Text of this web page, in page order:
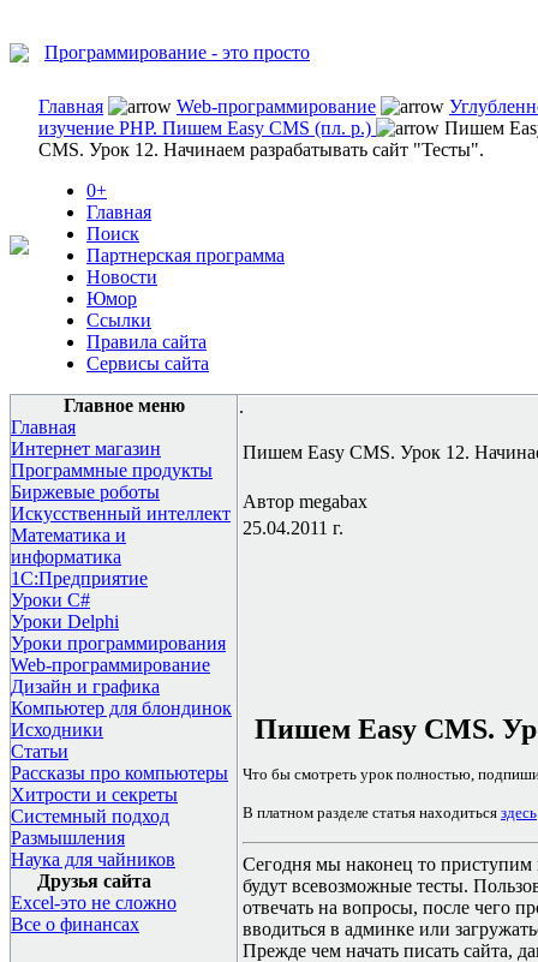
Программирование - это просто
Главная Web-программирование
изучение PHP. Пишем Easy CMS (пл. р.)
Пишем
CMS. Урок 12. Начинаем разрабатывать сайт "Тесты".
0+
Главная
Поиск
Партнерская программа
Новости
Юмор
Ссылки
Правила сайта
Сервисы сайта
Главное меню
Главная
Интернет магазин
Программные продукты
Биржевые роботы
Искусственный интеллект
Математика и
информатика
1С:Предприятие
Уроки C#
Уроки Delphi
Уроки программирования
Web-программирование
Дизайн и графика
Компьютер для блондинок
Исходники
Статьи
Рассказы про компьютеры
Хитрости и секреты
Системный подход
Размышления
Наука для чайников
Друзья сайта
Excel-это не сложно
Все о финансах
.
Пишем Easy CMS. Урок 12.
Автор megabax
25.04.2011 г.
Пишем Easy CMS.
Что бы смотреть урок полностью,
В платном разделе статья находиться здесь
Сегодня мы наконец то приступим
будут всевозможные тесты.
отвечать на вопросы, после чего
вводиться в админке или
Прежде чем начать писать сайта,